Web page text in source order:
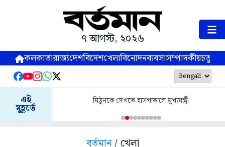
৭ আগস্ট, ২০২৬
কলকাতারাজ্যদেশবিদেশখেলাবিনোদনব্যবসাসম্পাদকীয়
এই
মুহূর্তে
মিঠুনকে দেখতে হাসপাতালে মুখ্যমন্ত্রী
বর্তমান/ খেলা